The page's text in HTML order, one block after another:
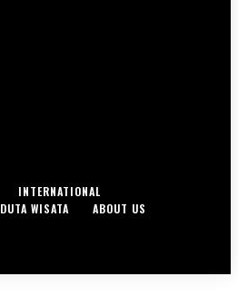
INTERNATIONAL
DUTA WISATA ABOUT US